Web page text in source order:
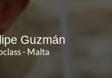
Guzmán
- Malta